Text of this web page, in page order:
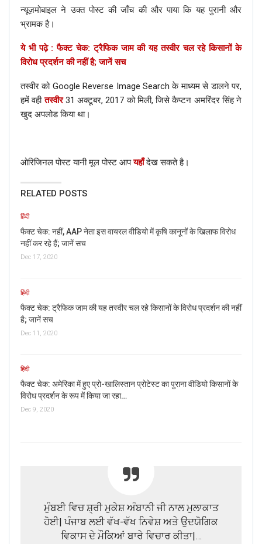
न्यूज़मोबाइल ने उक्त पोस्ट की जाँच की और पाया कि यह पुरानी और
भ्रामक है।
ये भी पढ़े : फैक्ट चेक: ट्रैफिक जाम की यह तस्वीर चल रहे किसानों के
विरोध प्रदर्शन की नहीं है; जानें सच
तस्वीर को Google Reverse Image Search के माध्यम से डालने पर,
हमें वहीतस्वीर31 अक्टूबर, 2017 को मिली, जिसे कैप्टन अमरिंदर सिंह ने
खुद अपलोड किया था।
ओरिजिनल पोस्ट यानी मूल पोस्ट आपयहाँदेख सकते है।
RELATED POSTS
हिंदी
फैक्ट चेक: नहीं, AAP नेता इस वायरल वीडियो में कृषि कानूनों के खिलाफ विरोध
नहीं कर रहे हैं; जानें सच
Dec 17, 2020
हिंदी
फैक्ट चेक: ट्रैफिक जाम की यह तस्वीर चल रहे किसानों के विरोध प्रदर्शन की नहीं
है; जानें सच
Dec 11, 2020
हिंदी
फैक्ट चेक: अमेरिका में हुए प्रो-खालिस्तान प्रोटेस्ट का पुराना वीडियो किसानों के
विरोध प्रदर्शन के रूप में किया जा रहा…
Dec 9, 2020
ਮੁੰਬਈ ਵਿਚ ਸ਼੍ਰੀ ਮੁਕੇਸ਼ ਅੰਬਾਨੀ ਜੀ ਨਾਲ ਮੁਲਾਕਾਤ
ਹੋਈ| ਪੰਜਾਬ ਲਈ ਵੱਖ-ਵੱਖ ਨਿਵੇਸ਼ ਅਤੇ ਉਦਯੋਗਿਕ
ਵਿਕਾਸ ਦੇ ਮੌਕਿਆਂ ਬਾਰੇ ਵਿਚਾਰ ਕੀਤਾ|…